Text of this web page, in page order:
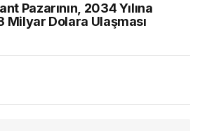
Pazarının, 2034 Yılına
Milyar Dolara Ulaşması